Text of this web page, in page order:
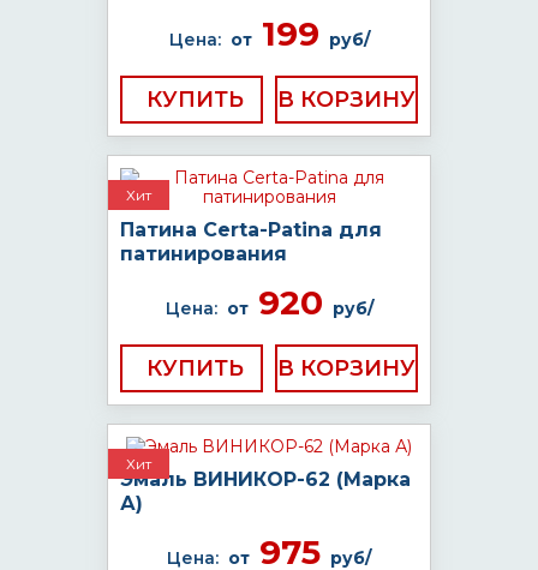
Цена: от199 руб/
КУПИТЬ
Хит
Патина Certa-Patina для
патинирования
Цена: от920 руб/
КУПИТЬ
Хит
Эмаль ВИНИКОР-62 (Марка
А)
Цена: от 975 руб/